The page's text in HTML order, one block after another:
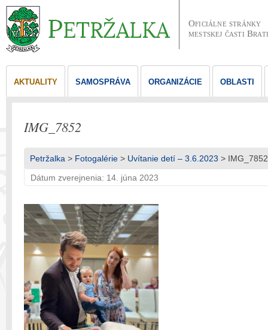
Oficiálne stránky
mestskej časti
AKTUALITY SAMOSPRÁVA ORGANIZÁCIE OBLASTI
IMG_7852
Petržalka > Fotogalérie > Uvítanie detí – 3.6.2023 > IMG_7852
Dátum zverejnenia: 14. júna 2023